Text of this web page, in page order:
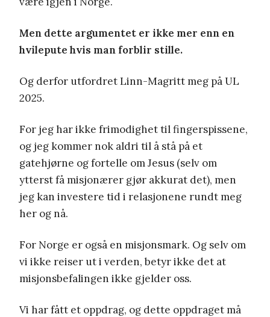
Men dette argumentet er ikke mer enn en
hvilepute hvis man forblir stille.
Og derfor utfordret Linn-Magritt meg på UL
2025.
For jeg har ikke frimodighet til fingerspissene,
og jeg kommer nok aldri til å stå på et
gatehjørne og fortelle om Jesus (selv om
ytterst få misjonærer gjør akkurat det), men
jeg kan investere tid i relasjonene rundt meg
her og nå.
For Norge er også en misjonsmark. Og selv om
vi ikke reiser ut i verden, betyr ikke det at
misjonsbefalingen ikke gjelder oss.
Vi har fått et oppdrag, og dette oppdraget må